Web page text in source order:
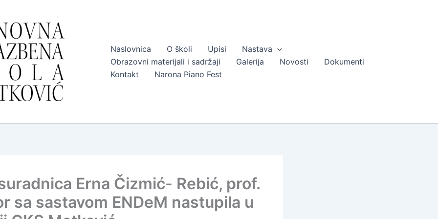
Naslovnica
O školi Upisi
Nastava
Obrazovni materijali i sadržaji
Galerija Novosti
Dokumenti
Kontakt
Narona Piano Fest
Erna Čizmić- Rebić, prof.
sa sastavom ENDeM nastupila u